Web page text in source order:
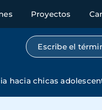
Proyectos
Búsqueda por
hacia chicas